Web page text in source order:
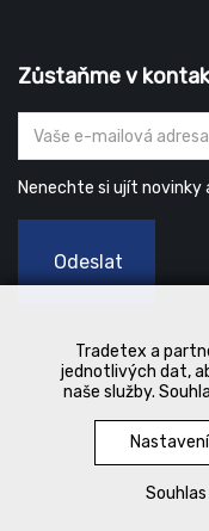
Tradetex a
jednotlivých dat,
naše služby.
Nastavení
Zůstaňme v
Nenechte si ujít novinky
Odeslat